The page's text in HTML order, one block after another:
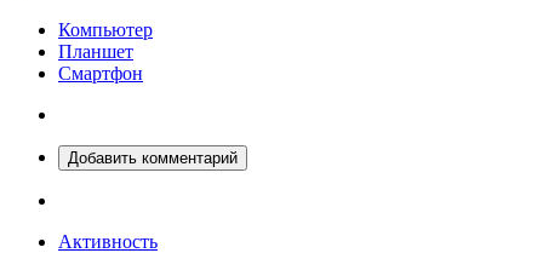
Компьютер
Планшет
Смартфон
Добавить комментарий
Активность